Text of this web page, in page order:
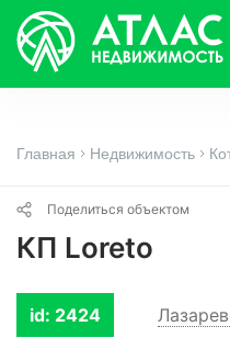
Главная Недвижимость
Поделиться объектом
КП Loreto
id: 2424